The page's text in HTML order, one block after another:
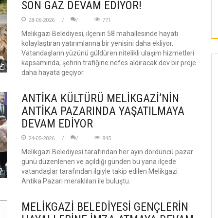
SON GAZ DEVAM EDİYOR!
28-06-2026 771
Melikgazi Belediyesi, ilçenin 58 mahallesinde hayatı
kolaylaştıran yatırımlarına bir yenisini daha ekliyor.
Vatandaşların yüzünü güldüren nitelikli ulaşım hizmetleri
kapsamında, şehrin trafiğine nefes aldıracak dev bir proje
daha hayata geçiyor.
ANTİKA KÜLTÜRÜ MELİKGAZİ’NİN
ANTİKA PAZARINDA YAŞATILMAYA
DEVAM EDİYOR
24-05-2026 845
Melikgazi Belediyesi tarafından her ayın dördüncü pazar
günü düzenlenen ve açıldığı günden bu yana ilçede
vatandaşlar tarafından ilgiyle takip edilen Melikgazi
Antika Pazarı meraklıları ile buluştu.
MELİKGAZİ BELEDİYESİ GENÇLERİN
SICAK HAVA
KAMUOYUNA SAYGIYLA DUYURULUR